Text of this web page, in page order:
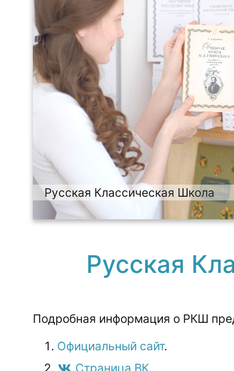
Русская Классическая Школа
​Русская
Подробная информация о РКШ
Официальный сайт.
Страница ВК.